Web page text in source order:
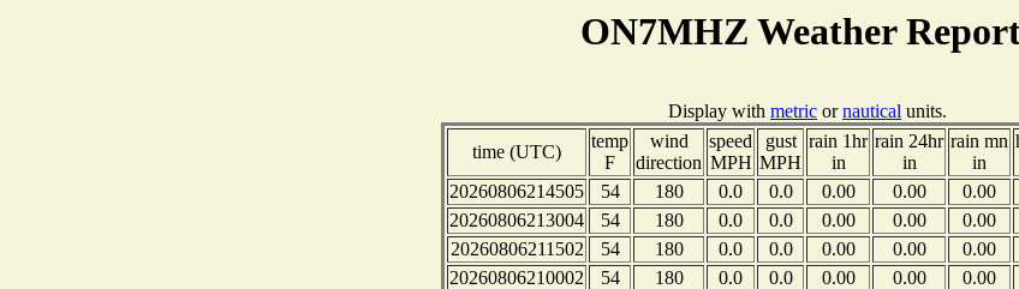
ON7MHZ Weather
Display with metric ornautical units.
time (UTC)
temp
F
wind
direction
speed
MPH
gust
MPH
rain 1hr
in
rain 24hr
in
rain mn
in
20260806214505
54 180 0.0 0.0 0.00 0.00 0.00
20260806213004
54 180 0.0 0.0 0.00 0.00 0.00
20260806211502
54 180 0.0 0.0 0.00 0.00 0.00
20260806210002
54 180 0.0 0.0 0.00 0.00 0.00